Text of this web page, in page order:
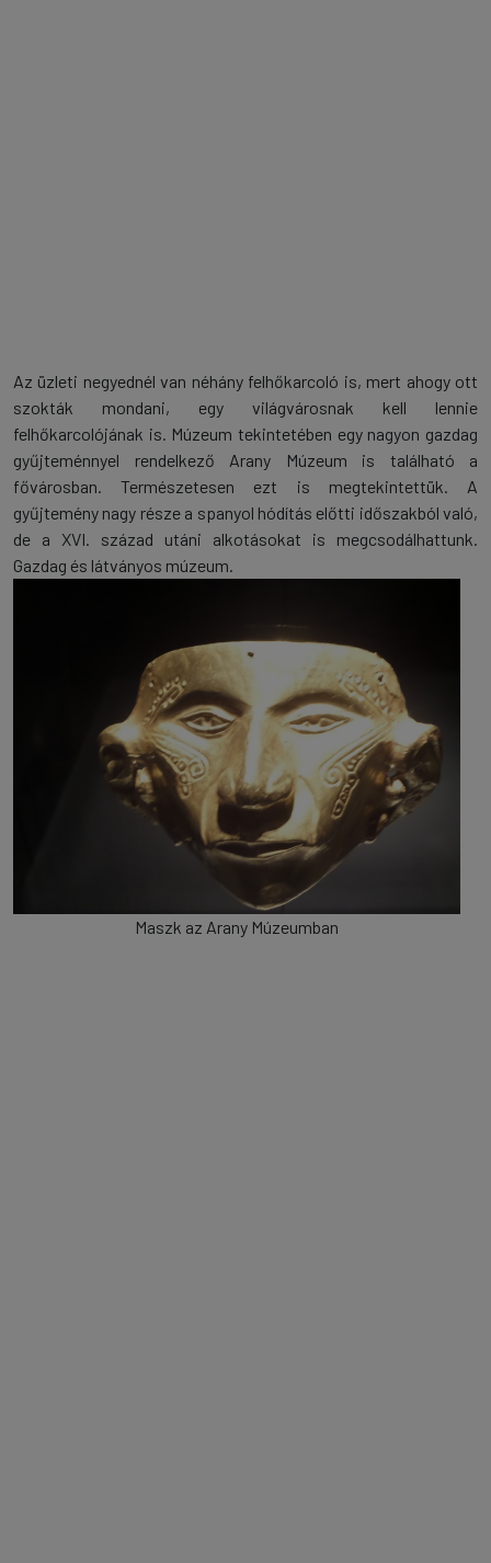
Az üzleti negyednél van néhány felhőkarcoló is, mert ahogy ott
szokták mondani, egy világvárosnak kell lennie
felhőkarcolójának is. Múzeum tekintetében egy nagyon gazdag
gyűjteménnyel rendelkező Arany Múzeum is található a
fővárosban. Természetesen ezt is megtekintettük. A
gyűjtemény nagy része a spanyol hódítás előtti időszakból való,
de a XVI. század utáni alkotásokat is megcsodálhattunk.
Gazdag és látványos múzeum.
Maszk az Arany Múzeumban